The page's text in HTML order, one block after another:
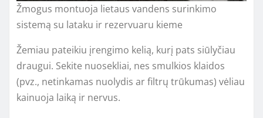
Žmogus montuoja lietaus vandens surinkimo
sistemą su lataku ir rezervuaru kieme
Žemiau pateikiu įrengimo kelią, kurį pats siūlyčiau
draugui. Sekite nuosekliai, nes smulkios klaidos
(pvz., netinkamas nuolydis ar filtrų trūkumas) vėliau
kainuoja laiką ir nervus.